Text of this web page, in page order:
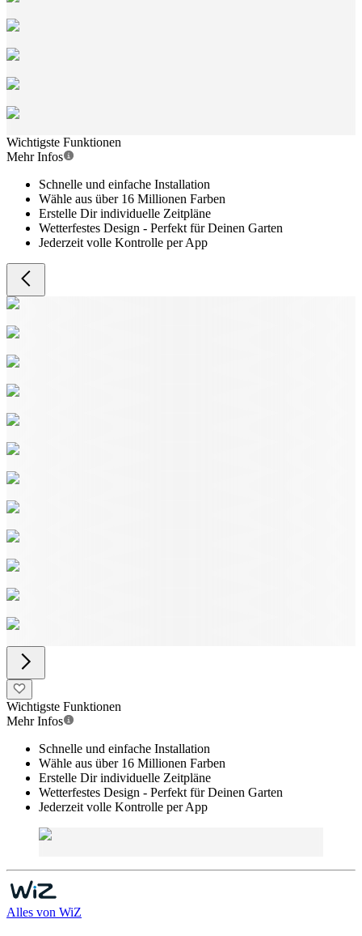
Wichtigste Funktionen
Mehr Infos
Schnelle und einfache Installation
Wähle aus über 16 Millionen Farben
Erstelle Dir individuelle Zeitpläne
Wetterfestes Design - Perfekt für Deinen Garten
Jederzeit volle Kontrolle per App
Wichtigste Funktionen
Mehr Infos
Schnelle und einfache Installation
Wähle aus über 16 Millionen Farben
Erstelle Dir individuelle Zeitpläne
Wetterfestes Design - Perfekt für Deinen Garten
Jederzeit volle Kontrolle per App
Alles von WiZ